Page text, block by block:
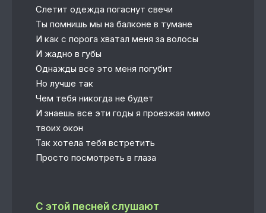
Слетит одежда погаснут свечи
Ты помнишь мы на балконе в тумане
И как с порога хватал меня за волосы
И жадно в губы
Однажды все это меня погубит
Но лучше так
Чем тебя никогда не будет
И знаешь все эти годы я проезжая мимо
твоих окон
Так хотела тебя встретить
Просто посмотреть в глаза
С этой песней слушают